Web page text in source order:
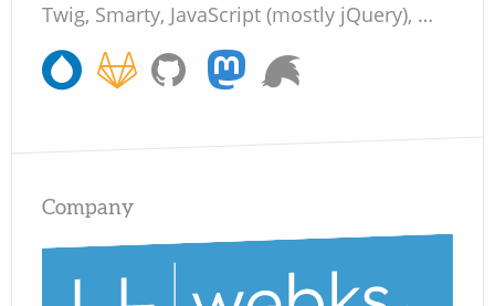
Twig, Smarty, JavaScript (mostly jQuery), …
Company